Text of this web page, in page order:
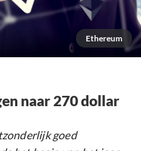
Ethereum
naar 270 dollar
goed